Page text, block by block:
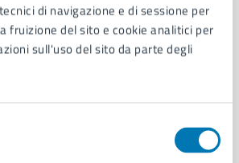
di navigazione e di sessione per
fruizione del sito e cookie analitici per
sull'uso del sito da parte degli